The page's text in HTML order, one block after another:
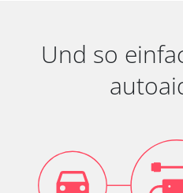
Und so